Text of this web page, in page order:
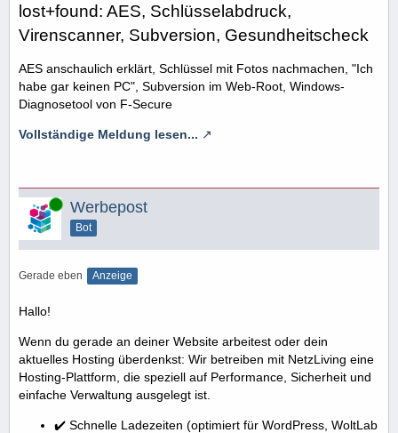
lost+found: AES, Schlüsselabdruck,
Virenscanner, Subversion, Gesundheitscheck
AES anschaulich erklärt, Schlüssel mit Fotos nachmachen, "Ich
habe gar keinen PC", Subversion im Web-Root, Windows-
Diagnosetool von F-Secure
Vollständige Meldung lesen...
Online Werbepost
Bot
Gerade eben Anzeige
Hallo!
Wenn du gerade an deiner Website arbeitest oder dein
aktuelles Hosting überdenkst: Wir betreiben mit NetzLiving eine
Hosting-Plattform, die speziell auf Performance, Sicherheit und
einfache Verwaltung ausgelegt ist.
✔️ Schnelle Ladezeiten (optimiert für WordPress, WoltLab